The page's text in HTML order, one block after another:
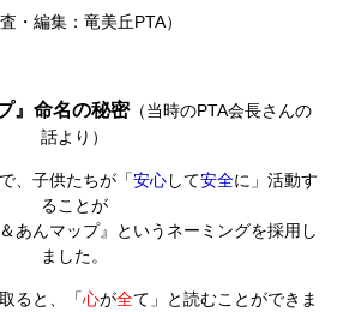
査・編集：竜美丘PTA）
』命名の秘密（当時のPTA会長さんの
話より）
、子供たちが「安心して安全に」活動す
ることが
あんマップ』というネーミングを採用し
ました。
ると、「心が全て」と読むことができま